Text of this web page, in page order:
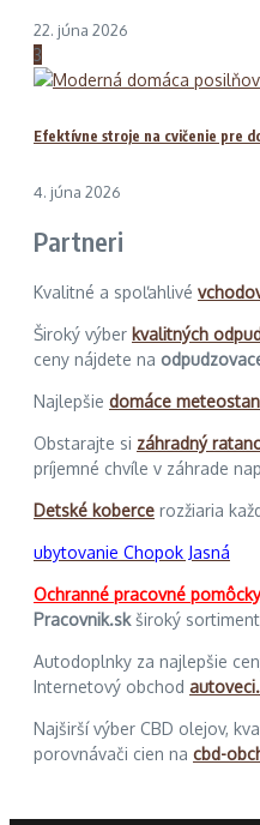
22. júna 2026
3
Efektívne stroje na cvičenie pre
4. júna 2026
Partneri
Kvalitné a spoľahlivé
Široký výber kvalitných
ceny nájdete na
Najlepšie domáce
Obstarajte si záhradný
príjemné chvíle v záhrade
Detské koberce rozžiaria
ubytovanie Chopok Jasná
Ochranné pracovné
Pracovnik.skširoký
Autodoplnky za najlepšie
Internetový obchod
Najširší výber CBD olejov,
porovnávači cien na cbd-